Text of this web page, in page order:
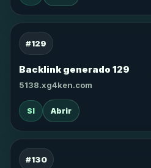
#129
Backlink generado 129
5138.xg4ken.com
SI Abrir
#130